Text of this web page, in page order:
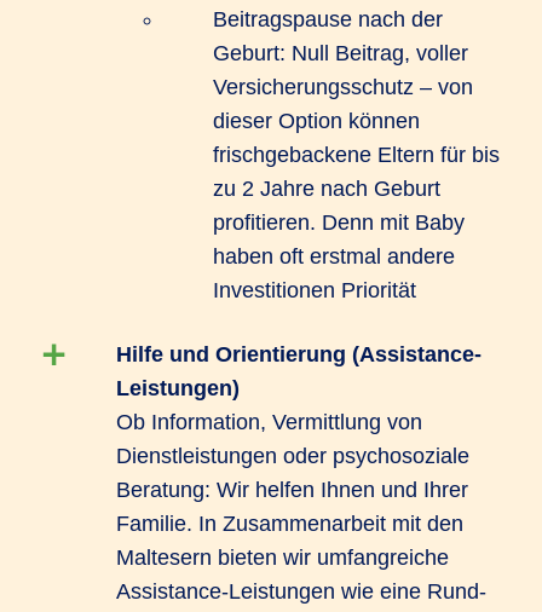
Beitragspause nach der
Geburt: Null Beitrag, voller
Versicherungsschutz – von
dieser Option können
frischgebackene Eltern für bis
zu 2 Jahre nach Geburt
profitieren. Denn mit Baby
haben oft erstmal andere
Investitionen Priorität
Hilfe und Orientierung (Assistance-
Leistungen)
Ob Information, Vermittlung von
Dienstleistungen oder psychosoziale
Beratung: Wir helfen Ihnen und Ihrer
Familie. In Zusammenarbeit mit den
Maltesern bieten wir umfangreiche
Assistance-Leistungen wie eine Rund-